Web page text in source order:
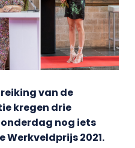
van de
kregen drie
nog iets
Werkveldprijs 2021.